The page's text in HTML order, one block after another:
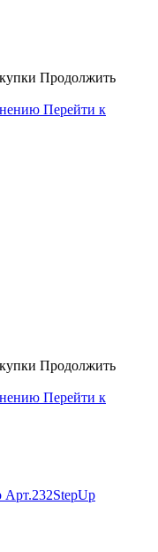
Продолжить
Перейти к
Продолжить
Перейти к
Арт.232StepUp